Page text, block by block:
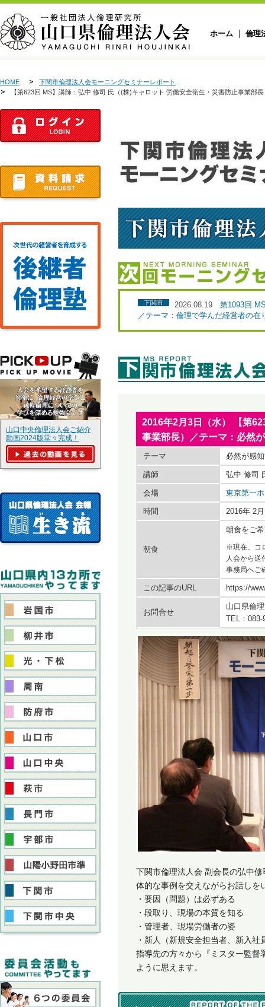
ホーム 倫理
HOME
下関市倫理法人会モーニングセミナーレポート
【第623回 MS】講師：弘中 修司 氏（(株)キャロット 労働安全衛生・災害防止事業
下関市 2026.08.19
第1093回
／テーマ：倫理で学んだ経営者の在
2016年2月3日（水） 【第
事業部長）／テーマ：必然
テーマ 必然が感
講師 弘中 修司
会場 東京第一
時間 2016年 2
朝食
朝食をご
※現在、コ
人会から送
事務局へご
この記事のURL https://
お問合せ
山口県倫
TEL：
下関市倫理法人会 副会長の弘中
体的な事例を交えながらお話しを
・要因（問題）は必ずある
・段取り、現場の本質を知る
・管理者、現場労働者の姿
・新人（新規安全担当者、新入社
指導先の方々から『ミスター監督
ように思えます。
山口中央倫理法人会ご紹介
動画2024版堂々完成！